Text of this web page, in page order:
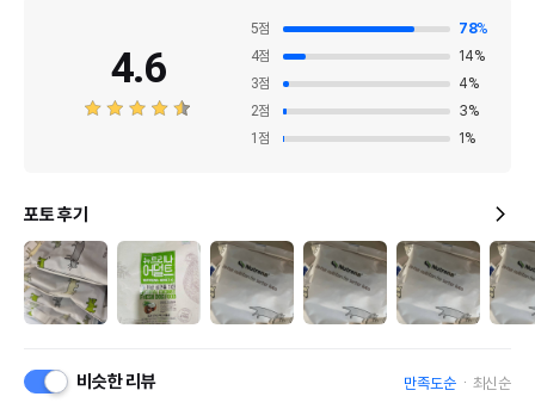
4.6
5점 78%
4점 14%
3점 4%
2점 3%
1 점 1 %
포토 후기
비슷한 리뷰 만족도순 최신순